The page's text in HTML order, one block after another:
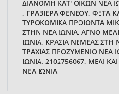
ΔΙΑΝΟΜΗ ΚΑΤ' ΟΙΚΩΝ ΝΕΑ
, ΓΡΑΒΙΕΡΑ ΦΕΝΕΟΥ, ΦΕΤΑ
ΤΥΡΟΚΟΜΙΚΑ ΠΡΟΙΟΝΤΑ
ΣΤΗΝ ΝΕΑ ΙΩΝΙΑ, ΑΓΝΟ
ΙΩΝΙΑ, ΚΡΑΣΙΑ ΝΕΜΕΑΣ ΣΤΗ
ΤΡΑΧΙΑΣ ΠΡΟΖΥΜΕΝΙΟ ΝΕΑ
ΙΩΝΙΑ. 2102756067, ΜΕΛΙ
ΝΕΑ ΙΩΝΙΑ